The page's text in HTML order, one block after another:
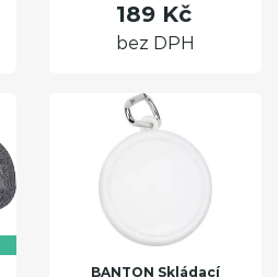
189 Kč
bez DPH
BANTON Skládací